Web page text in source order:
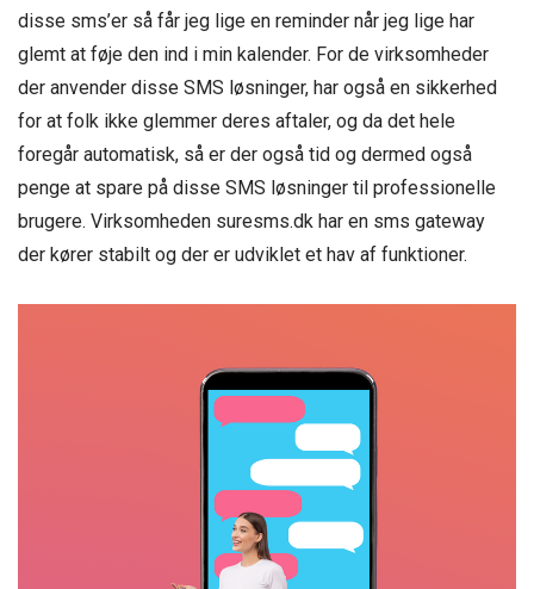
disse sms’er så får jeg lige en reminder når jeg lige har
glemt at føje den ind i min kalender. For de virksomheder
der anvender disse SMS løsninger, har også en sikkerhed
for at folk ikke glemmer deres aftaler, og da det hele
foregår automatisk, så er der også tid og dermed også
penge at spare på disse SMS løsninger til professionelle
brugere. Virksomheden suresms.dk har en sms gateway
der kører stabilt og der er udviklet et hav af funktioner.